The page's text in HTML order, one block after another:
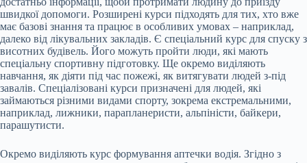
швидкої допомоги. Розширені курси підходять для тих, хто вже
має базові знання та працює в особливих умовах – наприклад,
далеко від лікувальних закладів. Є спеціальний курс для спуску з
висотних будівель. Його можуть пройти люди, які мають
спеціальну спортивну підготовку. Ще окремо виділяють
навчання, як діяти під час пожежі, як витягувати людей з-під
завалів. Спеціалізовані курси призначені для людей, які
займаються різними видами спорту, зокрема екстремальними,
наприклад, лижники, парапланеристи, альпіністи, байкери,
парашутисти.
Окремо виділяють курс формування аптечки водія. Згідно з